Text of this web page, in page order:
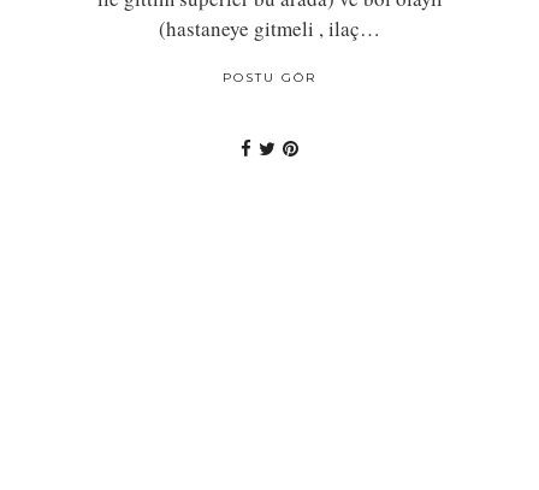
(hastaneye gitmeli , ilaç…
POSTU GÖR